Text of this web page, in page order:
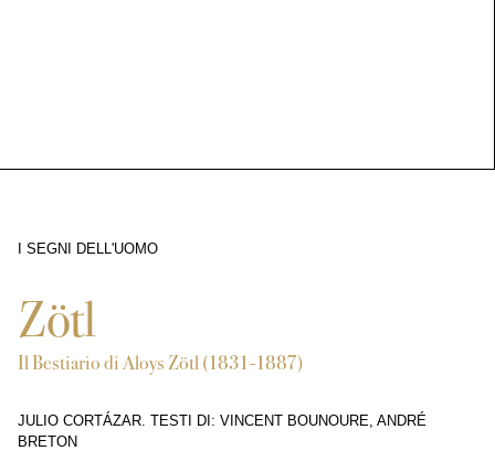
I SEGNI DELL'UOMO
Zötl
Il Bestiario di Aloys Zötl (1831-1887)
JULIO CORTÁZAR. TESTI DI: VINCENT BOUNOURE, ANDRÉ
BRETON